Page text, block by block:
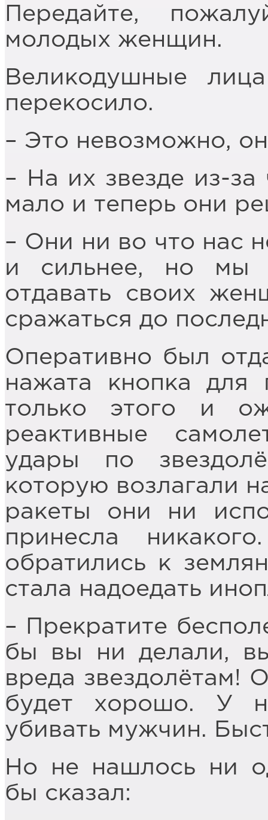
Передайте,
молодых женщин.
Великодушные
перекосило.
– Это невозможно,
– На их звезде из-
мало и теперь они
– Они ни во что нас
и сильнее, но мы
отдавать своих
сражаться до
Оперативно был
нажата кнопка для
только этого и
реактивные
удары по
которую возлагали
ракеты они ни
принесла
обратились к
стала надоедать
– Прекратите
бы вы ни делали,
вреда звездолётам!
будет хорошо. У
убивать мужчин.
Но не нашлось ни
бы сказал: